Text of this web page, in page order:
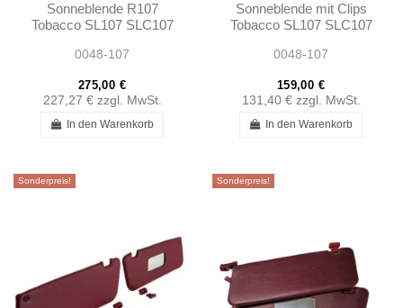
Sonneblende R107
Tobacco SL107 SLC107
0048-107
275,00 €
227,27 € zzgl. MwSt.
In den Warenkorb
Sonneblende mit Clips
Tobacco SL107 SLC107
0048-107
159,00 €
131,40 € zzgl. MwSt.
In den Warenkorb
Sonderpreis! Sonderpreis!